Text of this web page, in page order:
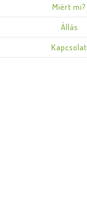
Miért mi?
Állás
Kapcsolat